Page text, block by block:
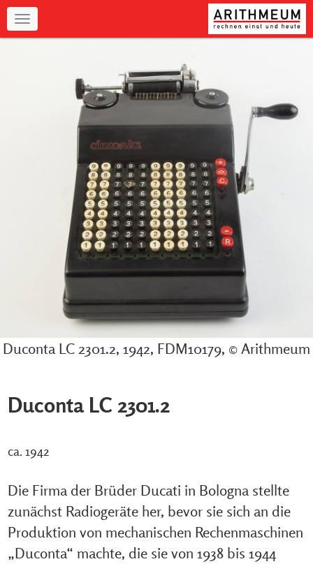
Navigation
Duconta LC 2301.2, 1942, FDM10179, © Arithmeum
Duconta LC 2301.2
ca. 1942
Die Firma der Brüder Ducati in Bologna stellte
zunächst Radiogeräte her, bevor sie sich an die
Produktion von mechanischen Rechenmaschinen
„Duconta“ machte, die sie von 1938 bis 1944